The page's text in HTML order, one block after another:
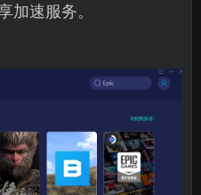
加速服务。